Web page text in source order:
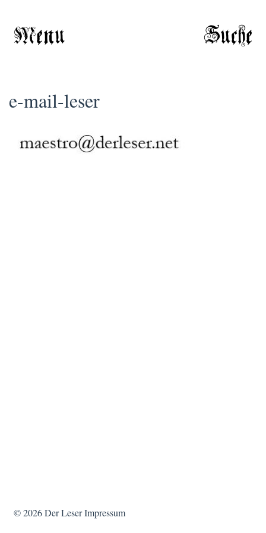
Menu Suche
e-mail-leser
© 2026Der Leser Impressum